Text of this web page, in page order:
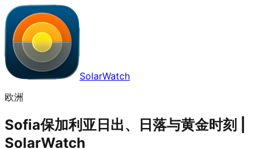
SolarWatch
欧洲
Sofia保加利亚日出、日落与黄金时刻 |
SolarWatch